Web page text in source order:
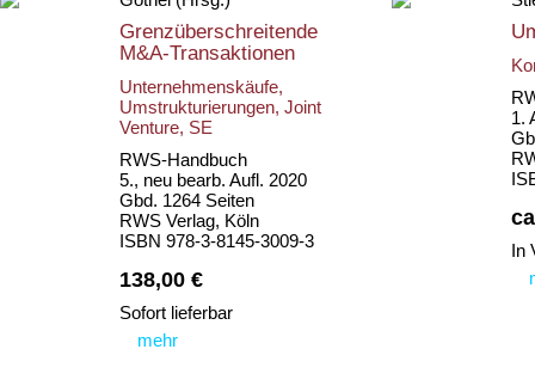
Grenzüberschreitende
M&A-Transaktionen
Unternehmenskäufe,
Umstrukturierungen, Joint
Venture, SE
RWS-Handbuch
5., neu bearb. Aufl. 2020
Gbd. 1264 Seiten
RWS Verlag, Köln
ISBN 978-3-8145-3009-3
138,00 €
Sofort lieferbar
mehr
1.
In